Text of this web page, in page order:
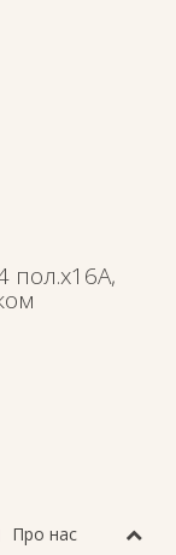
пол.х16А,
Про нас